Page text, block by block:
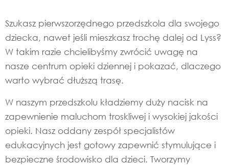
Szukasz pierwszorzędnego przedszkola dla swojego
dziecka, nawet jeśli mieszkasz trochę dalej od Lyss?
W takim razie chcielibyśmy zwrócić uwagę na
nasze centrum opieki dziennej i pokazać, dlaczego
warto wybrać dłuższą trasę.
W naszym przedszkolu kładziemy duży nacisk na
zapewnienie maluchom troskliwej i wysokiej jakości
opieki. Nasz oddany zespół specjalistów
edukacyjnych jest gotowy zapewnić stymulujące i
bezpieczne środowisko dla dzieci. Tworzymy